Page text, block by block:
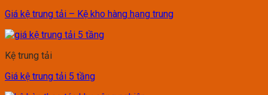
Giá kệ trung tải – Kệ kho hàng hạng trung
Kệ trung tải
Giá kệ trung tải 5 tầng